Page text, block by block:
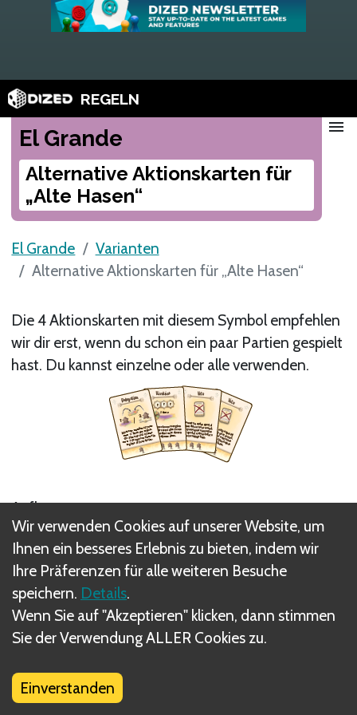
REGELN
El Grande
Alternative Aktionskarten für
„Alte Hasen“
menu
El Grande
Varianten
Alternative Aktionskarten für „Alte Hasen“
Die 4 Aktionskarten mit diesem Symbol empfehlen
wir dir erst, wenn du schon ein paar Partien gespielt
hast. Du kannst einzelne oder alle verwenden.
Aufbau
Mische die Aktionskartenstapel wie gewohnt. Dann
legst du pro Karte, die du hinzufügst, 1 Karte aus
dem entsprechenden Stapel ungesehen zurück in
die Schachtel.
vom 2er Stapel sowie je 1 Karte vom 1er und 4er
Wir verwenden Cookies auf unserer Website, um
Ihnen ein besseres Erlebnis zu bieten, indem wir
Ihre Präferenzen für alle weiteren Besuche
speichern. Details.
Wenn Sie auf "Akzeptieren" klicken, dann stimmen
Sie der Verwendung ALLER Cookies zu.
Einverstanden